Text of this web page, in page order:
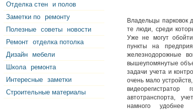
Отделка стен
и полов
Заметки по ремонту
Полезные советы
новости
Ремонт отделка потолка
Дизайн
мебели
Школа ремонта
Интересные заметки
Строительные материалы
Владельцы парковок
те люди, среди
Уже не могут
пункты на
железнодорожные
вышеупомянутые
задачи учета и
очень мало
автотранспорта,
намного удобнее